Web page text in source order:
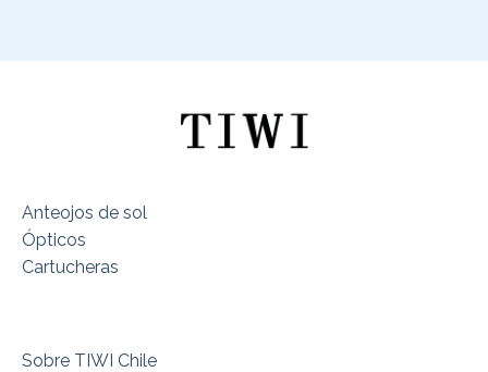
Anteojos de sol
Ópticos
Cartucheras
Sobre TIWI Chile